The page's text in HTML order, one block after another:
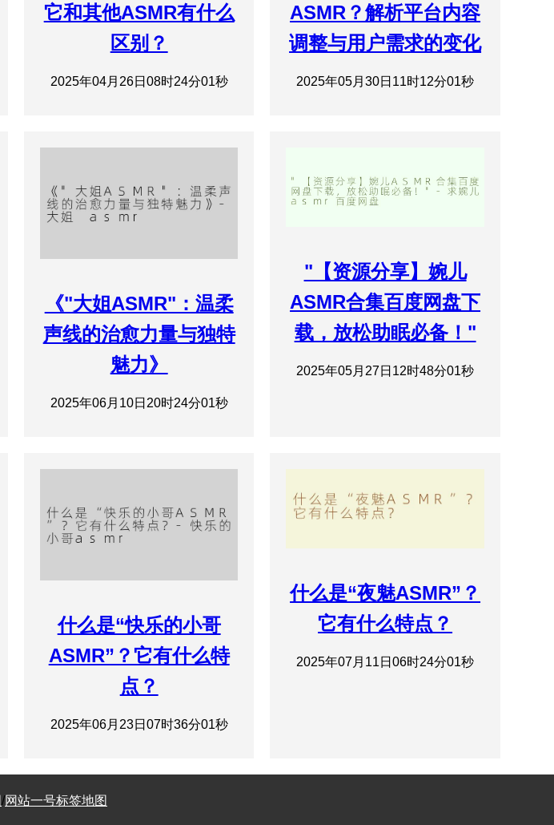
它和其他ASMR有什么
区别？
2025年04月26日08时24分01秒
ASMR？解析平台内容
调整与用户需求的变化
2025年05月30日11时12分01秒
《"大姐ASMR"：温柔
声线的治愈力量与独特
魅力》
2025年06月10日20时24分01秒
"【资源分享】婉儿
ASMR合集百度网盘下
载，放松助眠必备！"
2025年05月27日12时48分01秒
什么是“快乐的小哥
ASMR”？它有什么特
点？
2025年06月23日07时36分01秒
什么是“夜魅ASMR”？
它有什么特点？
2025年07月11日06时24分01秒
/网站一号标签地图